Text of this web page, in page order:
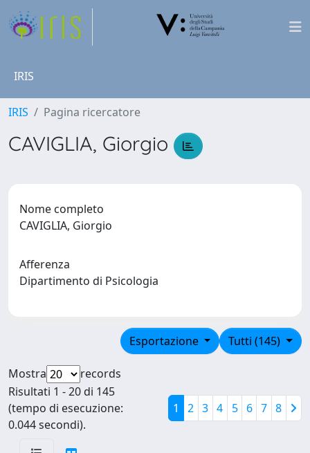
IRIS
IRIS Pagina ricercatore
CAVIGLIA, Giorgio
Nome completo
CAVIGLIA, Giorgio
Afferenza
Dipartimento di Psicologia
Tutti (145)
Esportazione
Mostra
records
Risultati 1 - 20 di 145
(tempo di esecuzione:
0.044 secondi).
1 2 3 4 5 6 7 8